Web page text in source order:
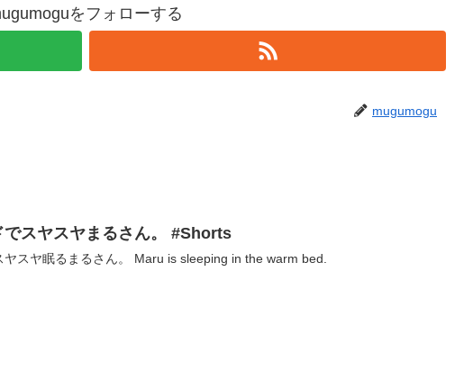
をフォローする
mugumogu
でスヤスヤまるさん。 #Shorts
ヤスヤ眠るまるさん。 Maru is sleeping in the warm bed.